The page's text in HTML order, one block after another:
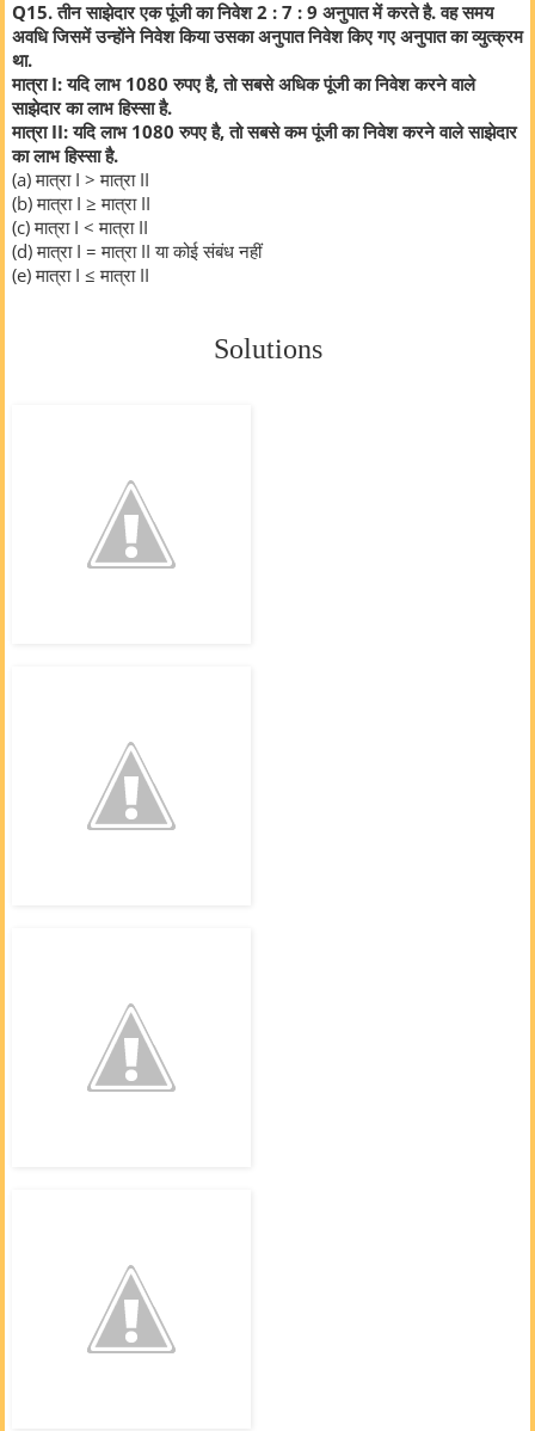
Q15. तीन साझेदार एक पूंजी का निवेश 2 : 7 : 9 अनुपात में करते है. वह समय
अवधि जिसमें उन्होंने निवेश किया उसका अनुपात निवेश किए गए अनुपात का व्युत्क्रम
था.
मात्रा I: यदि लाभ 1080 रुपए है, तो सबसे अधिक पूंजी का निवेश करने वाले
साझेदार का लाभ हिस्सा है.
मात्रा II: यदि लाभ 1080 रुपए है, तो सबसे कम पूंजी का निवेश करने वाले साझेदार
का लाभ हिस्सा है.
(a) मात्रा I > मात्रा II
(b) मात्रा I ≥ मात्रा II
(c) मात्रा I < मात्रा II
(d) मात्रा I = मात्रा II या कोई संबंध नहीं
(e) मात्रा I ≤ मात्रा II
Solutions